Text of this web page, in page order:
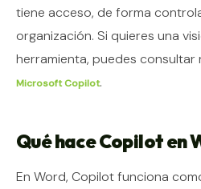
tiene acceso, de forma
organización. Si quieres una
herramienta, puedes consultar
Microsoft Copilot.
Qué hace Copilot en
En Word, Copilot funciona